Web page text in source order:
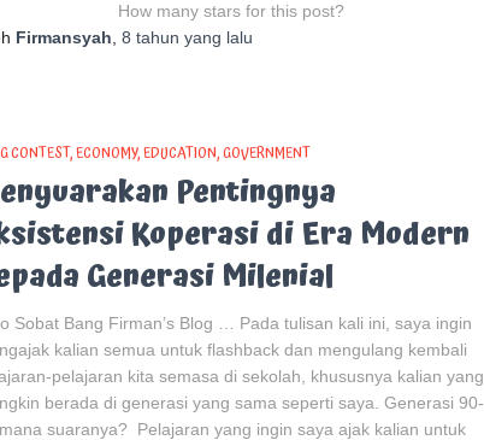
How many stars for this post?
Firmansyah 8 tahun yang lalu
CONTEST ECONOMY EDUCATION GOVERNMENT
Pentingnya
Koperasi di Era Modern
Generasi Milenial
Sobat Bang Firman’s Blog … Pada tulisan kali ini, saya ingin
kalian semua untuk flashback dan mengulang kembali
pelajaran kita semasa di sekolah, khususnya kalian yang
berada di generasi yang sama seperti saya. Generasi 90-
suaranya? Pelajaran yang ingin saya ajak kalian untuk